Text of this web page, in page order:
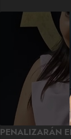
PENALIZARÁN